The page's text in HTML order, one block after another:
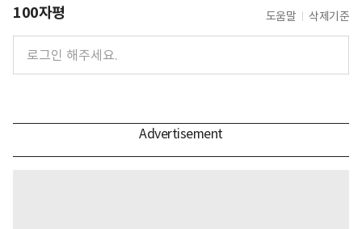
100자평 도움말 삭제기준